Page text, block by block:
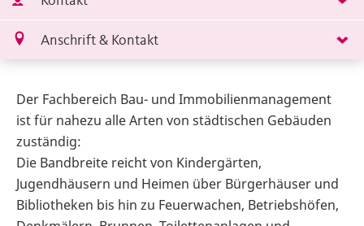
Anschrift & Kontakt
Der Fachbereich Bau- und Immobilienmanagement
ist für nahezu alle Arten von städtischen Gebäuden
zuständig:
Die Bandbreite reicht von Kindergärten,
Jugendhäusern und Heimen über Bürgerhäuser und
Bibliotheken bis hin zu Feuerwachen, Betriebshöfen,